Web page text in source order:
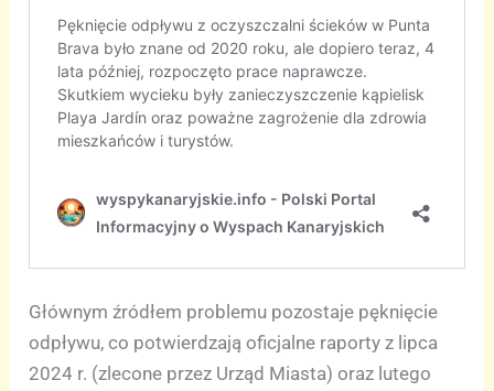
Głównym źródłem problemu pozostaje pęknięcie
odpływu, co potwierdzają oficjalne raporty z lipca
2024 r. (zlecone przez Urząd Miasta) oraz lutego